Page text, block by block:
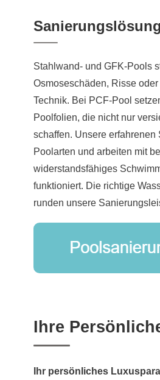
Stahlwand- und GFK-Pools
Osmoseschäden, Risse
Technik. Bei PCF-Pool
Poolfolien, die nicht nur
schaffen. Unsere
Poolarten und arbeiten mit
widerstandsfähiges
funktioniert. Die richtige
runden unsere
Ihre
Ihr persönliches